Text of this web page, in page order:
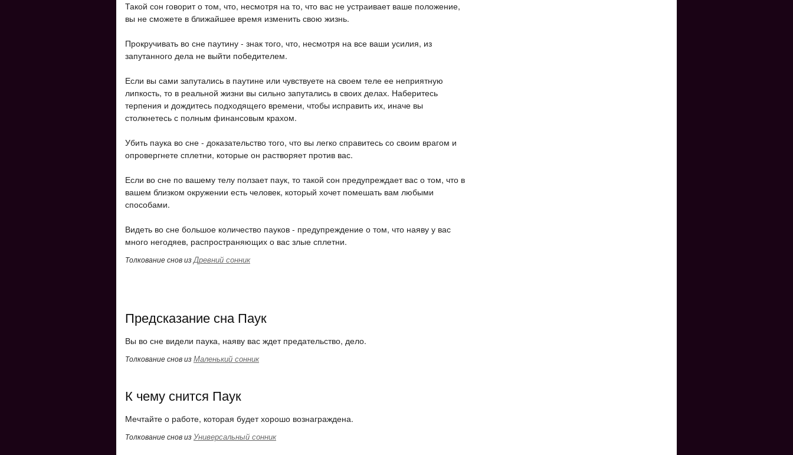
Такой сон говорит о том, что, несмотря на то, что вас не устраивает ваше положение,
вы не сможете в ближайшее время изменить свою жизнь.
Прокручивать во сне паутину - знак того, что, несмотря на все ваши усилия, из
запутанного дела не выйти победителем.
Если вы сами запутались в паутине или чувствуете на своем теле ее неприятную
липкость, то в реальной жизни вы сильно запутались в своих делах. Наберитесь
терпения и дождитесь подходящего времени, чтобы исправить их, иначе вы
столкнетесь с полным финансовым крахом.
Убить паука во сне - доказательство того, что вы легко справитесь со своим врагом и
опровергнете сплетни, которые он растворяет против вас.
Если во сне по вашему телу ползает паук, то такой сон предупреждает вас о том, что в
вашем близком окружении есть человек, который хочет помешать вам любыми
способами.
Видеть во сне большое количество пауков - предупреждение о том, что наяву у вас
много негодяев, распространяющих о вас злые сплетни.
Толкование снов изДревний сонник
Предсказание сна Паук
Вы во сне видели паука, наяву вас ждет предательство, дело.
Толкование снов изМаленький сонник
К чему снится Паук
Мечтайте о работе, которая будет хорошо вознаграждена.
Толкование снов изУниверсальный сонник